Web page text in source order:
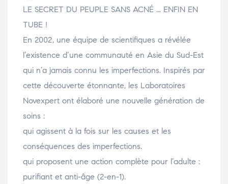
LE SECRET DU PEUPLE SANS ACNÉ … ENFIN EN
TUBE !
En 2002, une équipe de scientifiques a révélée
l’existence d’une communauté en Asie du Sud-Est
qui n’a jamais connu les imperfections. Inspirés par
cette découverte étonnante, les Laboratoires
Novexpert ont élaboré une nouvelle génération de
soins :
qui agissent à la fois sur les causes et les
conséquences des imperfections.
qui proposent une action complète pour l’adulte :
purifiant et anti-âge (2-en-1).